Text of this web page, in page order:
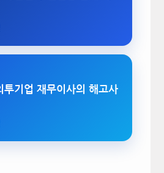
투기업 재무이사의 해고사